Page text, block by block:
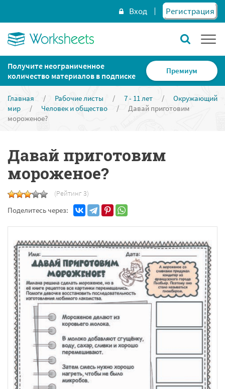
Вход Регистрация
Получите неограниченное
количество материалов в подписке
Премиум
Главная / Рабочие листы / 7 - 11 лет /
Окружающий
мир
/ Человек и общество /
Давай приготовим
мороженое?
Давай приготовим
мороженое?
(Рейтинг 3)
Поделитесь через: